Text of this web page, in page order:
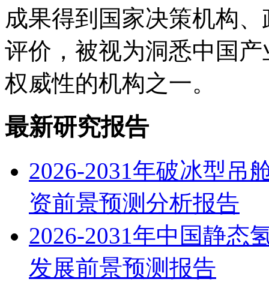
成果得到国家决策机构
评价，被视为洞悉中国
权威性的机构之一。
最新研究报告
2026-2031年破冰型吊
资前景预测分析报告
2026-2031年中国静态
发展前景预测报告